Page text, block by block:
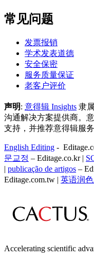
常见问题
发票报销
学术发表道德
安全保密
服务质量保证
老客户评价
声明: 意得辑 Insights 隶
沟通解决方案提供商。
支持，并推荐意得辑服
English Editing -
문교정 – Editage.co.kr |
| publicação de artigos –
Editage.com.tw | 英语润
Accelerating scientific